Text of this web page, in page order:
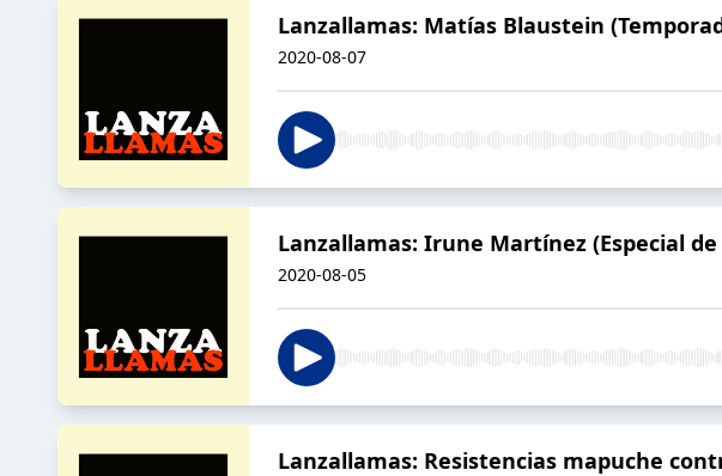
Lanzallamas: Matías Blaustein
2020-08-07
Lanzallamas: Irune Martínez (Especial
2020-08-05
Lanzallamas: Resistencias mapuche